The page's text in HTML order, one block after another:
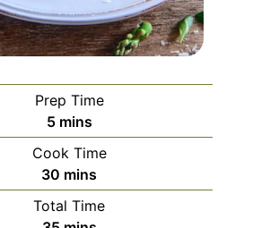
Prep Time
5m
i
n
u
t
mins
Cook Time
30 m
i
n
mins
Total Time